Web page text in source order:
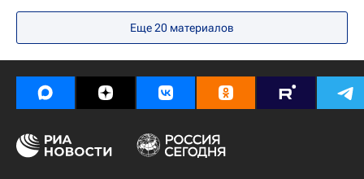
Мошенничество
Россия
Еще20 материалов